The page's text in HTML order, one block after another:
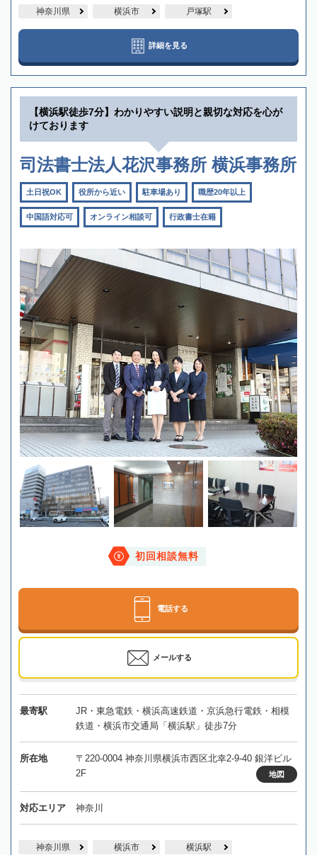
神奈川県 横浜市 戸塚駅
詳細を見る
【横浜駅徒歩7分】わかりやすい説明と親切な対応を心が
けております
司法書士法人花沢事務所 横浜事務所
土日祝OK 役所から近い 駐車場あり 職歴20年以上
中国語対応可 オンライン相談可 行政書士在籍
初回相談無料
電話する
メールする
最寄駅
JR・東急電鉄・横浜高速鉄道・京浜急行電鉄・相模
鉄道・横浜市交通局「横浜駅」徒歩7分
所在地
〒220-0004 神奈川県横浜市西区北幸2-9-40 銀洋ビル
2F
地図
対応エリア 神奈川
神奈川県 横浜市 横浜駅